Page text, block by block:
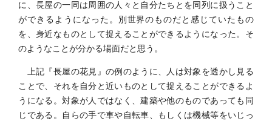
に、長屋の一同は周囲の人々と自分たちとを同列に扱うこと
ができるようになった。別世界のものだと感じていたもの
を、身近なものとして捉えることができるようになった。そ
のようなことが分かる場面だと思う。
上記『長屋の花見』の例のように、人は対象を透かし見る
ことで、それを自分と近いものとして捉えることができるよ
うになる。対象が人ではなく、建築や他のものであっても同
じである。自らの手で車や自転車、もしくは機械等をいじっ